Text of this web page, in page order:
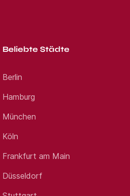
Beliebte Städte
Berlin
Hamburg
München
Köln
Frankfurt am Main
Düsseldorf